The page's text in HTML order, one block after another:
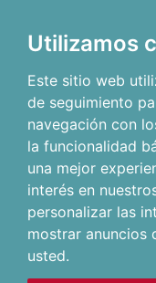
Utilizamos
Este sitio web
de seguimiento
navegación con
la funcionalidad
una mejor
interés en
personalizar las
mostrar anuncios
usted.